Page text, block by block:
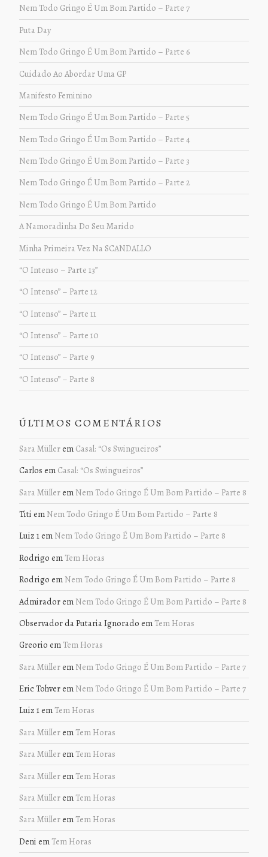
Nem Todo Gringo É Um Bom Partido – Parte 7
Puta Day
Nem Todo Gringo É Um Bom Partido – Parte 6
Cuidado Ao Abordar Uma GP
Manifesto Feminino
Nem Todo Gringo É Um Bom Partido – Parte 5
Nem Todo Gringo É Um Bom Partido – Parte 4
Nem Todo Gringo É Um Bom Partido – Parte 3
Nem Todo Gringo É Um Bom Partido – Parte 2
Nem Todo Gringo É Um Bom Partido
A Namoradinha Do Seu Marido
Minha Primeira Vez Na SCANDALLO
“O Intenso – Parte 13”
“O Intenso” – Parte 12
“O Intenso” – Parte 11
“O Intenso” – Parte 10
“O Intenso” – Parte 9
“O Intenso” – Parte 8
ÚLTIMOS COMENTÁRIOS
Sara Müllerem Casal: “Os Swingueiros”
Carlos em Casal: “Os Swingueiros”
Sara Müllerem Nem Todo Gringo É Um Bom Partido – Parte 8
Titi em Nem Todo Gringo É Um Bom Partido – Parte 8
Luiz 1em Nem Todo Gringo É Um Bom Partido – Parte 8
Rodrigo em Tem Horas
Rodrigo em Nem Todo Gringo É Um Bom Partido – Parte 8
Admiradorem Nem Todo Gringo É Um Bom Partido – Parte 8
Observador da Putaria Ignorado em Tem Horas
Greorio em Tem Horas
Sara Müllerem Nem Todo Gringo É Um Bom Partido – Parte 7
Eric Tohverem Nem Todo Gringo É Um Bom Partido – Parte 7
Luiz 1em Tem Horas
Sara Müllerem Tem Horas
Sara Müllerem Tem Horas
Sara Müllerem Tem Horas
Sara Müllerem Tem Horas
Sara Müllerem Tem Horas
Deni em Tem Horas